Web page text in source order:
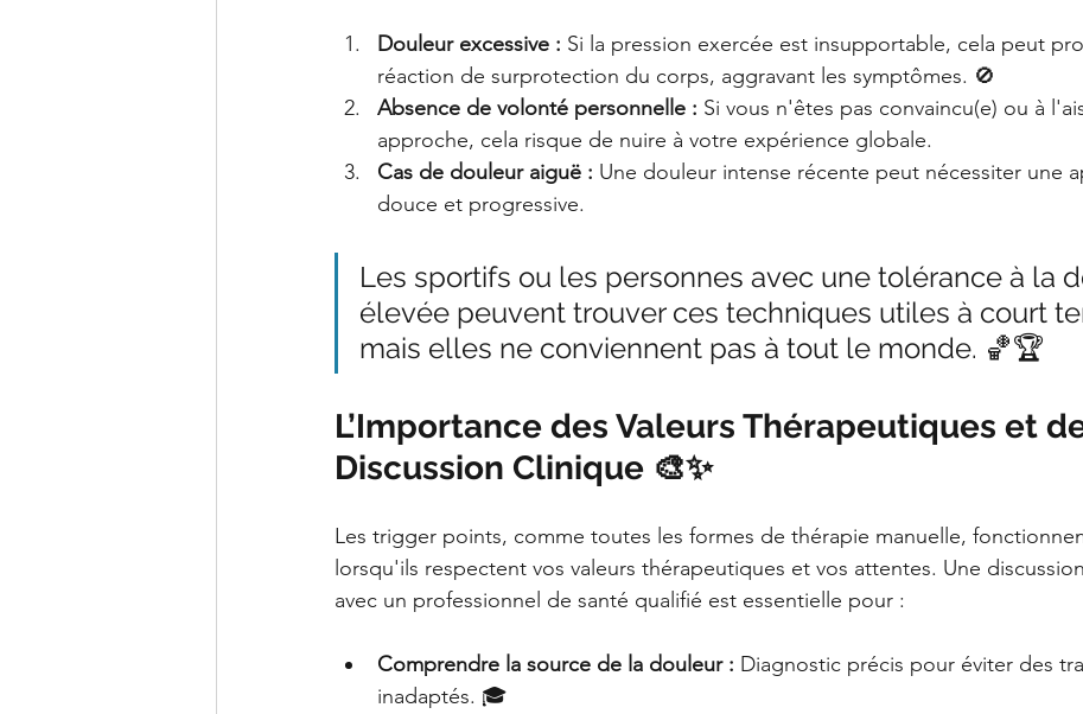
Douleur excessive : Si la pression exercée est insupportable, cela peut
réaction de surprotection du corps, aggravant les symptômes. 🚫
Absence de volonté personnelle : Si vous n'êtes pas convaincu(e) ou à
approche, cela risque de nuire à votre expérience globale.
Cas de douleur aiguë : Une douleur intense récente peut nécessiter une
douce et progressive.
Les sportifs ou les personnes avec une tolérance à la
élevée peuvent trouver ces techniques utiles à court
mais elles ne conviennent pas à tout le monde. 🏀🏆
L’Importance des Valeurs Thérapeutiques et
Discussion Clinique 🎨✨
Les trigger points, comme toutes les formes de thérapie manuelle,
lorsqu'ils respectent vos valeurs thérapeutiques et vos attentes. Une
avec un professionnel de santé qualifié est essentielle pour :
Comprendre la source de la douleur : Diagnostic précis pour éviter des
inadaptés. 🎓